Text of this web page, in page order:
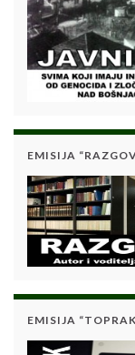
EMISIJA
EMISIJA